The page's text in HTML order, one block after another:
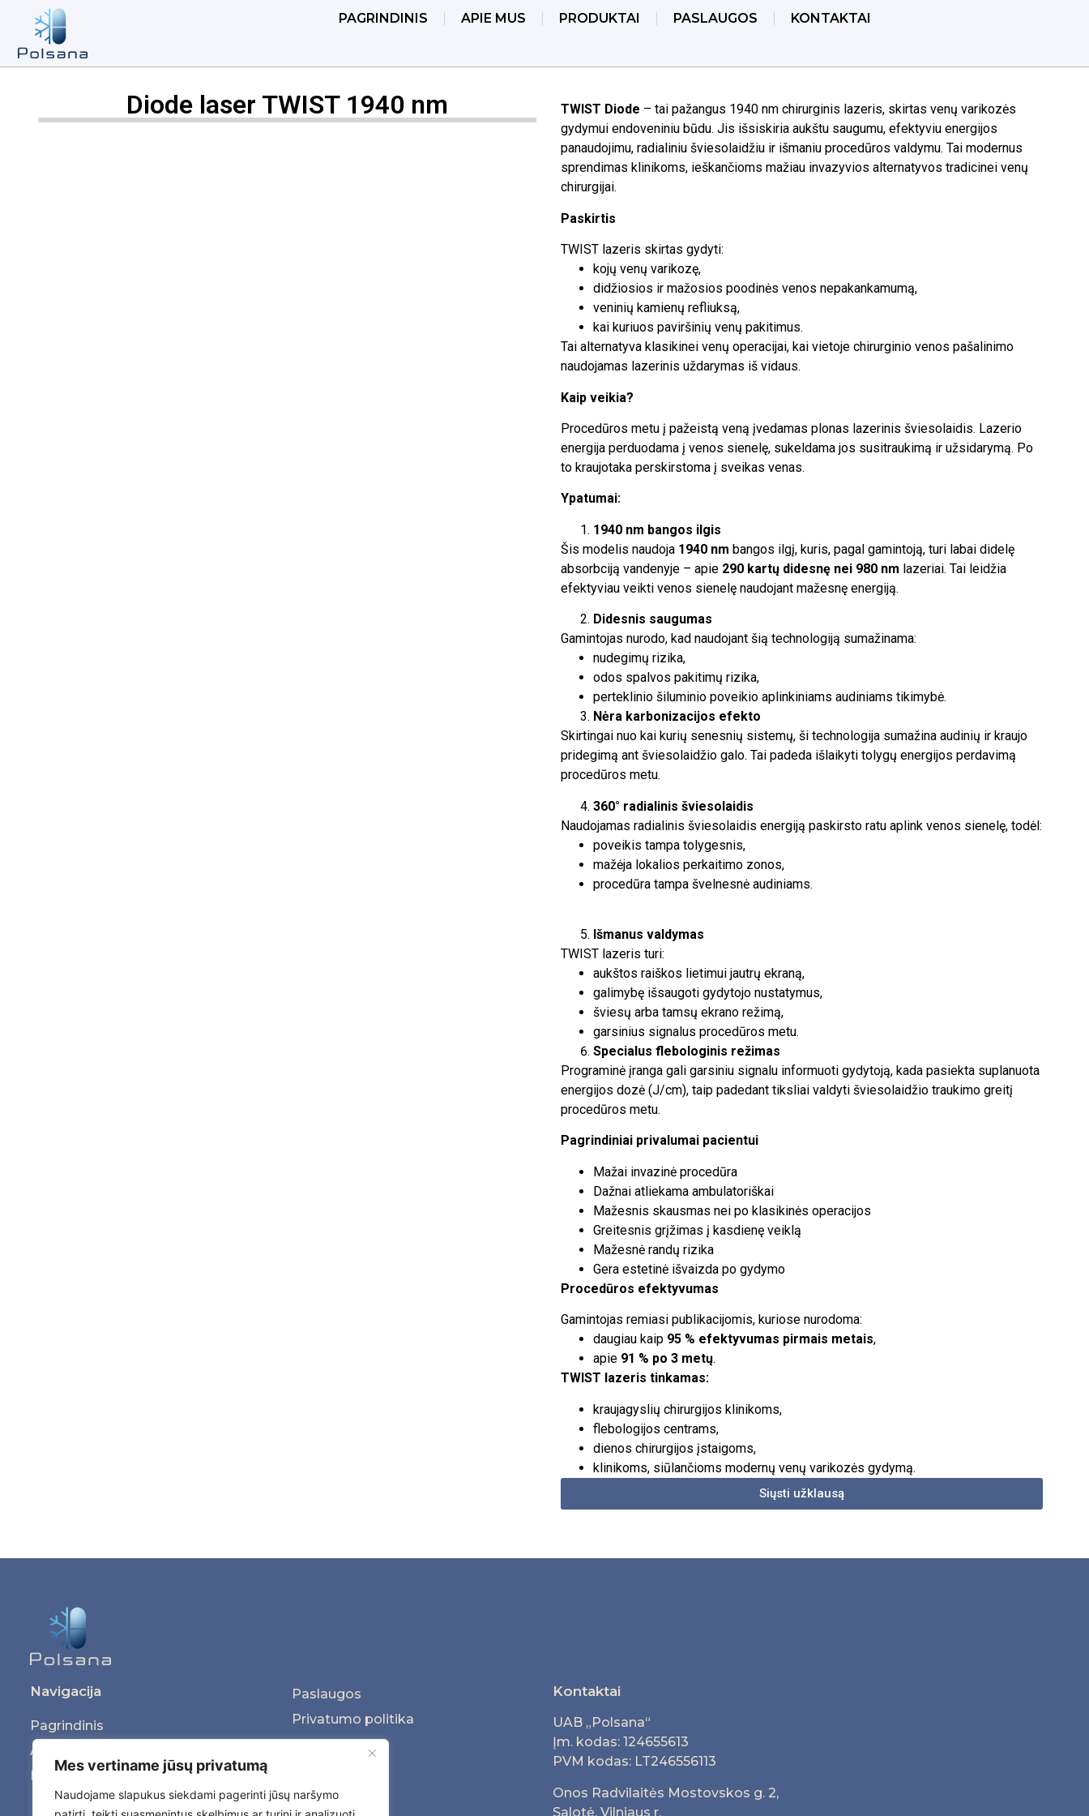
Mes vertiname jūsų privatumą
Naudojame slapukus siekdami pagerinti jūsų naršymo
PAGRINDINIS APIE MUS PRODUKTAI PASLAUGOS KONTAKTAI
Diode laser TWIST 1940 nm TWIST Diode – tai pažangus 1940 nm chirurginis lazeris, skirtas venų varikozės
gydymui endoveniniu būdu. Jis išsiskiria aukštu saugumu, efektyviu energijos
panaudojimu, radialiniu šviesolaidžiu ir išmaniu procedūros valdymu. Tai modernus
sprendimas klinikoms, ieškančioms mažiau invazyvios alternatyvos tradicinei venų
chirurgijai.
Paskirtis
TWIST lazeris skirtas gydyti:
kojų venų varikozę,
didžiosios ir mažosios poodinės venos nepakankamumą,
veninių kamienų refliuksą,
kai kuriuos paviršinių venų pakitimus.
Tai alternatyva klasikinei venų operacijai, kai vietoje chirurginio venos pašalinimo
naudojamas lazerinis uždarymas iš vidaus.
Kaip veikia?
Procedūros metu į pažeistą veną įvedamas plonas lazerinis šviesolaidis. Lazerio
energija perduodama į venos sienelę, sukeldama jos susitraukimą ir užsidarymą. Po
to kraujotaka perskirstoma į sveikas venas.
Ypatumai:
1940 nm bangos ilgis
Šis modelis naudoja 1940 nm bangos ilgį, kuris, pagal gamintoją, turi labai didelę
absorbciją vandenyje – apie 290 kartų didesnę nei 980 nm lazeriai. Tai leidžia
efektyviau veikti venos sienelę naudojant mažesnę energiją.
Didesnis saugumas
Gamintojas nurodo, kad naudojant šią technologiją sumažinama:
nudegimų rizika,
odos spalvos pakitimų rizika,
perteklinio šiluminio poveikio aplinkiniams audiniams tikimybė.
Nėra karbonizacijos efekto
Skirtingai nuo kai kurių senesnių sistemų, ši technologija sumažina audinių ir kraujo
pridegimą ant šviesolaidžio galo. Tai padeda išlaikyti tolygų energijos perdavimą
procedūros metu.
360° radialinis šviesolaidis
Naudojamas radialinis šviesolaidis energiją paskirsto ratu aplink venos sienelę, todėl:
poveikis tampa tolygesnis,
mažėja lokalios perkaitimo zonos,
procedūra tampa švelnesnė audiniams.
Išmanus valdymas
TWIST lazeris turi:
aukštos raiškos lietimui jautrų ekraną,
galimybę išsaugoti gydytojo nustatymus,
šviesų arba tamsų ekrano režimą,
garsinius signalus procedūros metu.
Specialus flebologinis režimas
Programinė įranga gali garsiniu signalu informuoti gydytoją, kada pasiekta suplanuota
energijos dozė (J/cm), taip padedant tiksliai valdyti šviesolaidžio traukimo greitį
procedūros metu.
Pagrindiniai privalumai pacientui
Mažai invazinė procedūra
Dažnai atliekama ambulatoriškai
Mažesnis skausmas nei po klasikinės operacijos
Greitesnis grįžimas į kasdienę veiklą
Mažesnė randų rizika
Gera estetinė išvaizda po gydymo
Procedūros efektyvumas
Gamintojas remiasi publikacijomis, kuriose nurodoma:
daugiau kaip 95 % efektyvumas pirmais metais,
apie 91 % po 3 metų.
TWIST lazeris tinkamas:
kraujagyslių chirurgijos klinikoms,
flebologijos centrams,
dienos chirurgijos įstaigoms,
klinikoms, siūlančioms modernų venų varikozės gydymą.
Siųsti užklausą
Navigacija
Pagrindinis
Apie mus
Produktai
Paslaugos
Privatumo politika
Kontaktai
Kontaktai
UAB „Polsana“
Įm. kodas: 124655613
PVM kodas: LT246556113
Onos Radvilaitės Mostovskos g. 2,
Salotė, Vilniaus r.